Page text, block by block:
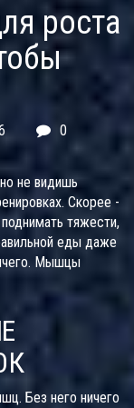
роста
0
не видишь
Скорее -
тяжести,
еды даже
Мышцы
Без него ничего